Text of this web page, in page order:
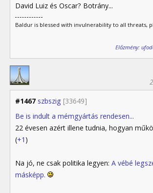
David Luiz és Oscar? Botrány...
Baldur is blessed with invulnerability to all threats,
Előzmény:
#1467 szbszig [33649]
Be is indult a mémgyártás rendesen...
22 évesen azért illene tudnia, hogyan
(+1 )
Na jó, ne csak politika legyen: A vébé
másképp.